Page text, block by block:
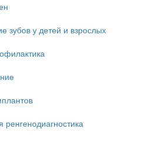
зубов у детей и взрослых